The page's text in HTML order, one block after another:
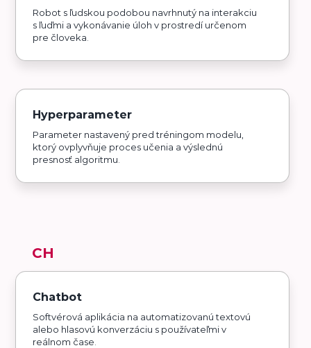
Robot s ľudskou podobou navrhnutý na interakciu
s ľuďmi a vykonávanie úloh v prostredí určenom
pre človeka.
Hyperparameter
Parameter nastavený pred tréningom modelu,
ktorý ovplyvňuje proces učenia a výslednú
presnosť algoritmu.
CH
Chatbot
Softvérová aplikácia na automatizovanú textovú
alebo hlasovú konverzáciu s používateľmi v
reálnom čase.